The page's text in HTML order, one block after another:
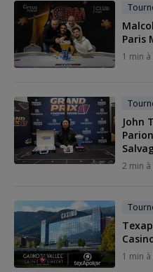
Paris
1 min
John
2 min à
1 min